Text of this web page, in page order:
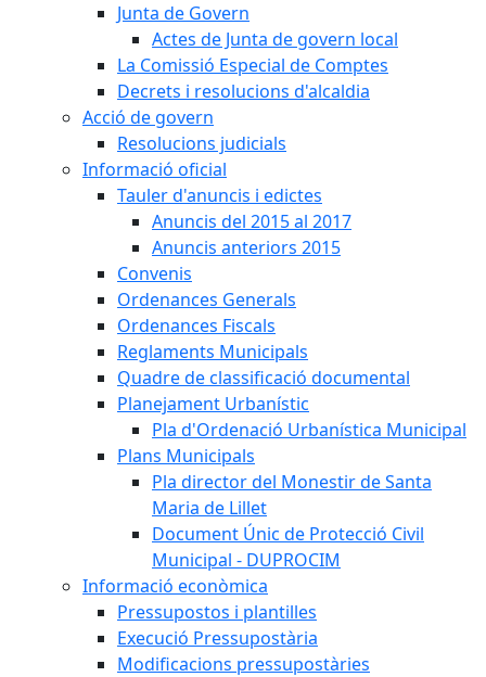
Junta de Govern
Actes de Junta de govern local
La Comissió Especial de Comptes
Decrets i resolucions d'alcaldia
Acció de govern
Resolucions judicials
Informació oficial
Tauler d'anuncis i edictes
Anuncis del 2015 al 2017
Anuncis anteriors 2015
Convenis
Ordenances Generals
Ordenances Fiscals
Reglaments Municipals
Quadre de classificació documental
Planejament Urbanístic
Pla d'Ordenació Urbanística Municipal
Plans Municipals
Pla director del Monestir de Santa
Maria de Lillet
Document Únic de Protecció Civil
Municipal - DUPROCIM
Informació econòmica
Pressupostos i plantilles
Execució Pressupostària
Modificacions pressupostàries